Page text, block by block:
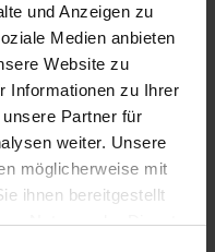
und Anzeigen zu
Medien anbieten
Website zu
Informationen zu Ihrer
Partner für
weiter. Unsere
möglicherweise mit
ihnen bereitgestellt
Nutzung der Dienste